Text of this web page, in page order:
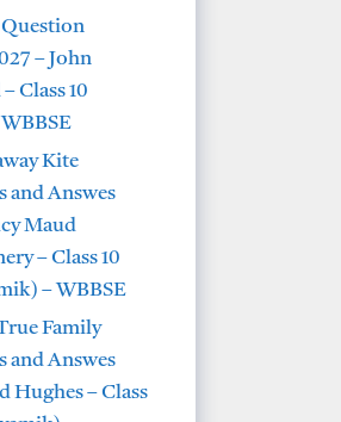
Question
– John
Class 10
Kite
and Answes
Maud
– Class 10
– WBBSE
Family
and Answes
Hughes – Class